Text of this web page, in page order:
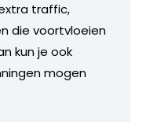
traffic,
die voortvloeien
kun je ook
mogen